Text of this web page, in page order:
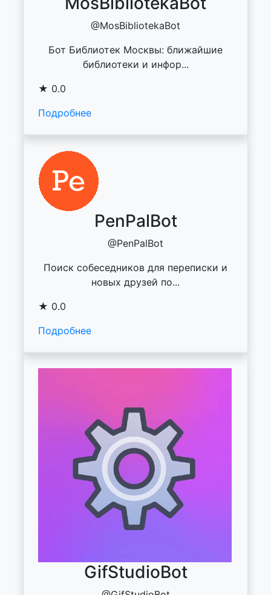
@MosBibliotekaBot
Бот Библиотек Москвы: ближайшие
библиотеки и инфор...
★ 0.0
Подробнее
PenPalBot
@PenPalBot
Поиск собеседников для переписки и
новых друзей по...
★ 0.0
Подробнее
GifStudioBot